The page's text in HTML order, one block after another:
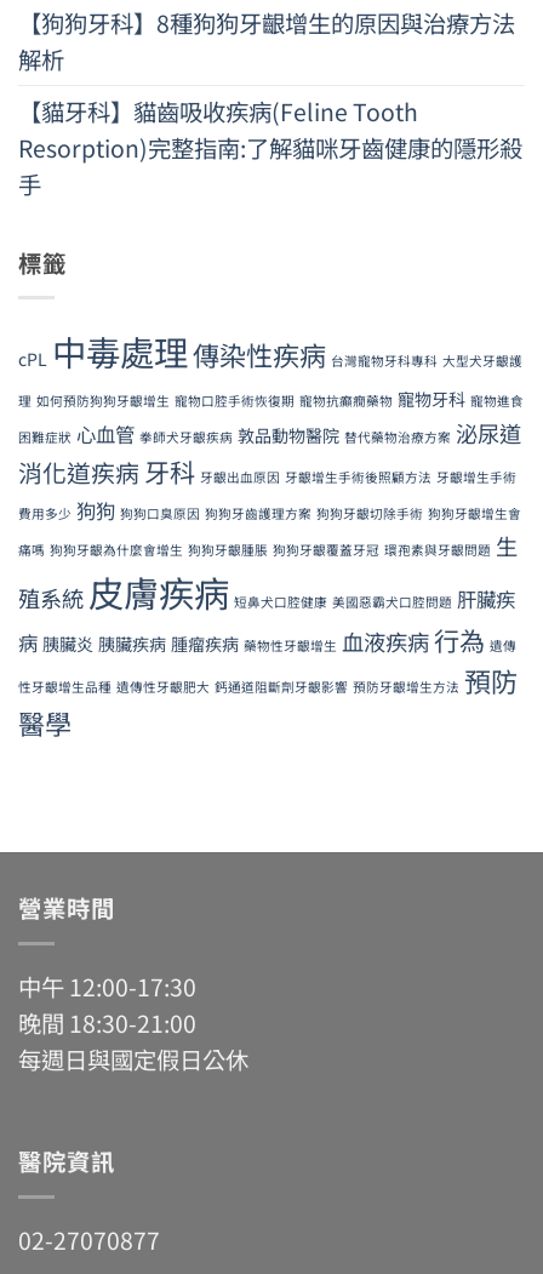
【狗狗牙科】8種狗狗牙齦增生的原因與治療方法
解析
【貓牙科】貓齒吸收疾病(Feline Tooth
Resorption)完整指南:了解貓咪牙齒健康的隱形殺
手
標籤
cPL 中毒處理傳染性疾病 台灣寵物牙科專科 大型犬牙齦護
理 如何預防狗狗牙齦增生 寵物口腔手術恢復期 寵物抗癲癇藥物 寵物牙科 寵物進食
困難症狀 心血管 拳師犬牙齦疾病 敦品動物醫院 替代藥物治療方案 泌尿道
消化道疾病 牙科 牙齦出血原因 牙齦增生手術後照顧方法 牙齦增生手術
費用多少 狗狗 狗狗口臭原因 狗狗牙齒護理方案 狗狗牙齦切除手術 狗狗牙齦增生會
痛嗎 狗狗牙齦為什麼會增生 狗狗牙齦腫脹 狗狗牙齦覆蓋牙冠 環孢素與牙齦問題 生
殖系統 皮膚疾病 短鼻犬口腔健康 美國惡霸犬口腔問題 肝臟疾
病 胰臟炎 胰臟疾病 腫瘤疾病 藥物性牙齦增生 血液疾病行為 遺傳
性牙齦增生品種 遺傳性牙齦肥大 鈣通道阻斷劑牙齦影響 預防牙齦增生方法 預防
醫學
營業時間
中午 12:00-17:30
晚間 18:30-21:00
每週日與國定假日公休
醫院資訊
02-27070877